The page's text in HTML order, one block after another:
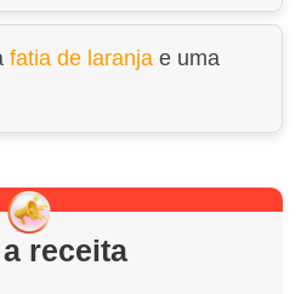
fatia de laranja e uma
receita